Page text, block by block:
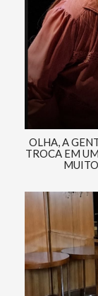
OLHA, A
TROCA EM